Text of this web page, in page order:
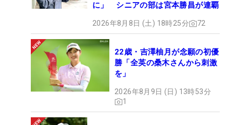
に」 シニアの部は宮本勝昌が連覇
2026年8月8日 (土) 18時25分 72
22歳・吉澤柚月が念願の初優
勝「全英の桑木さんから刺激
を」
2026年8月9日 (日) 13時53分
1